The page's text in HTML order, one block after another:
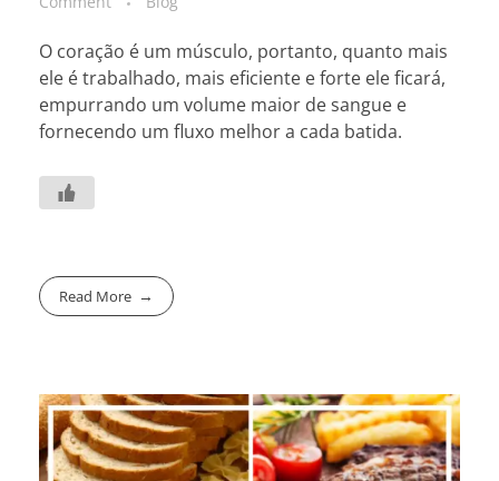
O coração é um músculo, portanto, quanto mais
ele é trabalhado, mais eficiente e forte ele ficará,
empurrando um volume maior de sangue e
fornecendo um fluxo melhor a cada batida.
Read More